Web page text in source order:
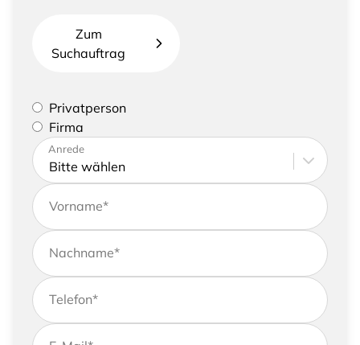
Zum
Suchauftrag
Bitte geben Sie an, ob Sie eine Privatperson sind
oder eine Firma vertreten
Privatperson
Firma
Bitte tragen Sie Ihre Adresse sowie
Kontaktdaten ein
Anrede
Vorname*
Nachname*
Telefon*